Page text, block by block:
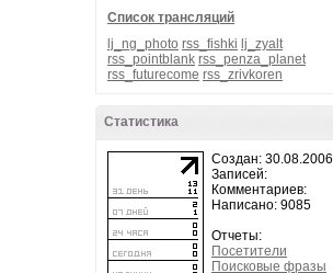
Список трансляций
lj_ng_photo rss_fishki lj_zyalt
rss_pointblank rss_penza_planet
rss_futurecome rss_zrivkoren
Статистика
Создан: 30.08.2006
Записей:
Комментариев:
Написано: 9085
Отчеты:
Посетители
Поисковые фразы